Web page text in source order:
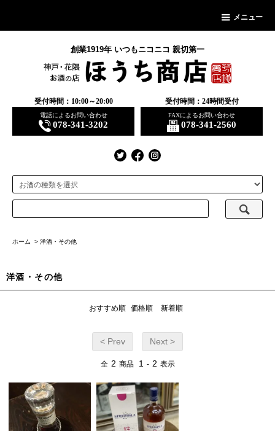
メニュー
創業1919年 いつもニコニコ 親切第一
受付時間：10:00～20:00
電話によるお問い合わせ
078-341-3202
受付時間：24時間受付
FAXによるお問い合わせ
078-341-2560
ホーム > 洋酒・その他
洋酒・その他
おすすめ順 価格順 新着順
< Prev Next >
全 2 商品 1 - 2 表示